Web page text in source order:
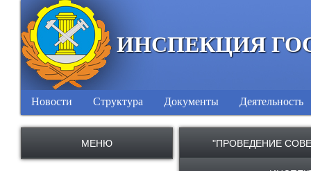
ИНСПЕКЦИЯ
Новости Структура Документы Деятельность
МЕНЮ "ПРОВЕДЕНИЕ